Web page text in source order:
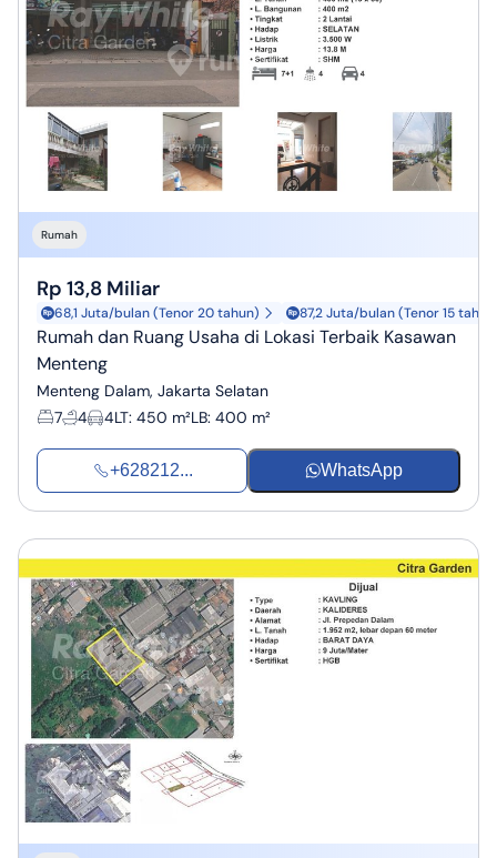
Rumah
Rp 13,8 Miliar
68,1 Juta/bulan (Tenor 20 tahun) 87,2 Juta/bulan (Tenor 15
Rumah dan Ruang Usaha di Lokasi Terbaik Kasawan
Menteng
Menteng Dalam, Jakarta Selatan
7
4 4LT: 450 m²LB: 400 m²
+628212... WhatsApp